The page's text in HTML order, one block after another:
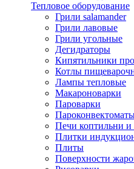
Тепловое оборудование
Грили salamander
Грили лавовые
Грили угольные
Дегидраторы
Кипятильники
Котлы
Лампы тепловые
Макароноварки
Пароварки
Печи коптильни и
Плитки
Плиты
Поверхности